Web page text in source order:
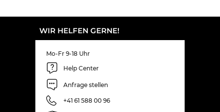
WIR HELFEN GERNE!
Mo-Fr 9-18 Uhr
Help Center
Anfrage stellen
+41 61 588 00 96